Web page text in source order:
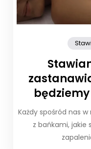
Każdy spośród nas w
z bańkami, jakie